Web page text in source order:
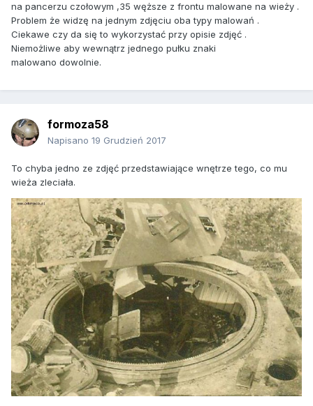
na pancerzu czołowym ,35 węższe z frontu malowane na wieży .
Problem że widzę na jednym zdjęciu oba typy malowań .
Ciekawe czy da się to wykorzystać przy opisie zdjęć .
Niemożliwe aby wewnątrz jednego pułku znaki
malowano dowolnie.
formoza58
Napisano 19 Grudzień 2017
To chyba jedno ze zdjęć przedstawiające wnętrze tego, co mu
wieża zleciała.